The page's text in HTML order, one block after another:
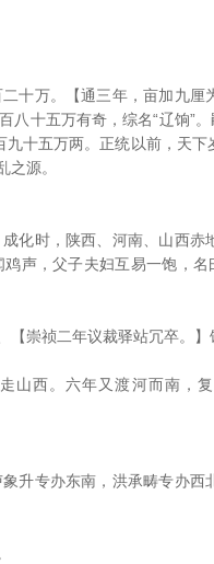
十万。【通三年，亩加九厘
十五万有奇，综名“辽饷”。
十五万两。正统以前，天下
源。
化时，陕西、河南、山西赤
声，父子夫妇互易一饱，名
崇祯二年议裁驿站冗卒。】
山西。六年又渡河而南，
升专办东南，洪承畴专办西